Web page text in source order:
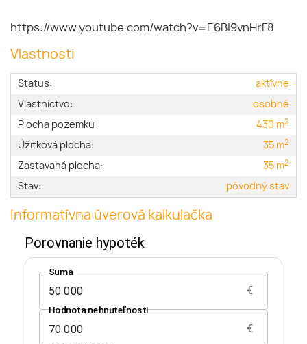
https://www.youtube.com/watch?v=E6BI9vnHrF8
Vlastnosti
Status:
aktívne
Vlastníctvo:
osobné
Plocha pozemku:
430 m2
Úžitková plocha: 35 m2
Zastavaná plocha: 35 m2
Stav: pôvodný stav
Informatívna úverová kalkulačka